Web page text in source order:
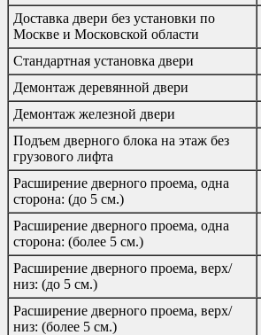
Доставка двери без установки по
Москве и Московской области
Стандартная установка двери
Демонтаж деревянной двери
Демонтаж железной двери
Подъем дверного блока на этаж без
грузового лифта
Расширение дверного проема, одна
сторона: (до 5 см.)
Расширение дверного проема, одна
сторона: (более 5 см.)
Расширение дверного проема, верх/
низ: (до 5 см.)
Расширение дверного проема, верх/
низ: (более 5 см.)